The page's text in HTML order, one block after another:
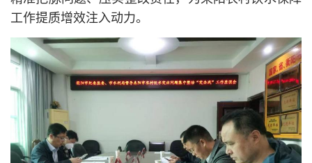
工作提质增效注入动力。